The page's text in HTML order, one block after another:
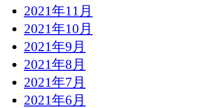
2021年11月
2021年10月
2021年9月
2021年8月
2021年7月
2021年6月